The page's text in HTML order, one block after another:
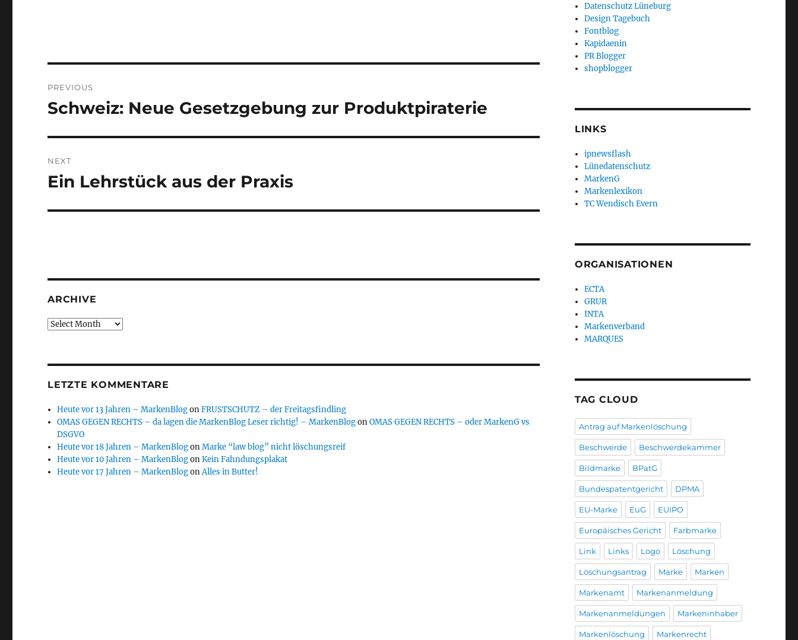
navigation
PREVIOUS
Previous
Schweiz: Neue Gesetzgebung zur Produktpiraterie
NEXT
Next
Ein Lehrstück aus der Praxis
ARCHIVE
Archive
LETZTE KOMMENTARE
Heute vor 13 Jahren – MarkenBlogonFRUSTSCHUTZ – der Freitagsfindling
OMAS GEGEN RECHTS – da lagen die MarkenBlog Leser richtig! – MarkenBlogonOMAS GEGEN RECHTS – oder MarkenG vs
DSGVO
Heute vor 18 Jahren – MarkenBlogonMarke “law blog” nicht löschungsreif
Heute vor 10 Jahren – MarkenBlogonKein Fahndungsplakat
Heute vor 17 Jahren – MarkenBlogonAlles in Butter!
Datenschutz Lüneburg
Design Tagebuch
Fontblog
Kapidaenin
PR Blogger
shopblogger
LINKS
ipnewsflash
Lünedatenschutz
MarkenG
Markenlexikon
TC Wendisch Evern
ORGANISATIONEN
ECTA
GRUR
INTA
Markenverband
MARQUES
TAG CLOUD
Antrag auf Markenlöschung
Beschwerde Beschwerdekammer
Bildmarke BPatG
Bundespatentgericht DPMA
EU-Marke EuG EUIPO
Europäisches Gericht Farbmarke
Link Links Logo Löschung
Löschungsantrag Marke Marken
Markenamt Markenanmeldung
Markenanmeldungen Markeninhaber
Markenlöschung Markenrecht